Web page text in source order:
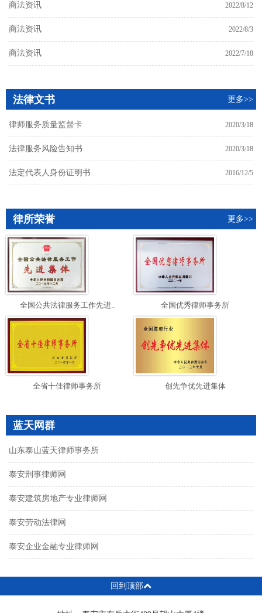
商法资讯 2022/8/12
商法资讯 2022/8/3
商法资讯 2022/7/18
法律文书 更多>>
律师服务质量监督卡 2020/3/18
法律服务风险告知书 2020/3/18
法定代表人身份证明书 2016/12/5
律所荣誉 更多>>
全国公共法律服务工作先进.. 全国优秀律师事务所
全省十佳律师事务所 创先争优先进集体
蓝天网群
山东泰山蓝天律师事务所
泰安刑事律师网
泰安建筑房地产专业律师网
泰安劳动法律网
泰安企业金融专业律师网
回到顶部